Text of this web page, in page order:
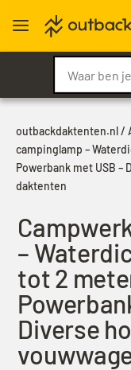
a
outbackdaktenten.nl/
campinglamp –
Powerbank met USB –
daktenten
–
tot 2
Diverse